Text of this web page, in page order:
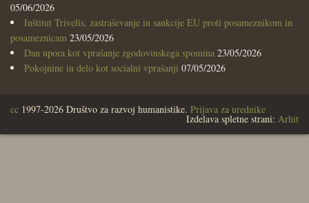
05/06/2026
Inštitut Trivelis, zastraševanje in sankcije EU proti posameznikom in
posameznicam 23/05/2026
Dan upora kot vprašanje zgodovinskega spomina 23/05/2026
Pokojnine in delo kot socialni vprašanji 07/05/2026
cc 1997-2026 Društvo za razvoj humanistike. Prijava za urednike
Izdelava spletne strani: Arhit